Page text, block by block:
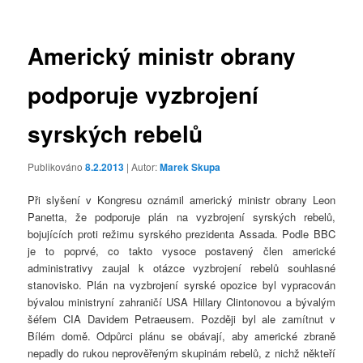
Americký ministr obrany
podporuje vyzbrojení
syrských rebelů
Publikováno8.2.2013 | Autor:Marek Skupa
Při slyšení v Kongresu oznámil americký ministr obrany Leon
Panetta, že podporuje plán na vyzbrojení syrských rebelů,
bojujících proti režimu syrského prezidenta Assada. Podle BBC
je to poprvé, co takto vysoce postavený člen americké
administrativy zaujal k otázce vyzbrojení rebelů souhlasné
stanovisko. Plán na vyzbrojení syrské opozice byl vypracován
bývalou ministryní zahraničí USA Hillary Clintonovou a bývalým
šéfem CIA Davidem Petraeusem. Později byl ale zamítnut v
Bílém domě. Odpůrci plánu se obávají, aby americké zbraně
nepadly do rukou neprověřeným skupinám rebelů, z nichž někteří